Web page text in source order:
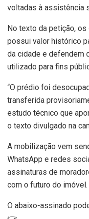
voltadas à assistência
No texto da petição,
possui valor histórico
da cidade e defendem
utilizado para fins
“O prédio foi
transferida
estudo técnico que
o texto divulgado na
A mobilização vem
WhatsApp e redes
assinaturas de
com o futuro do imóvel.
O abaixo-assinado